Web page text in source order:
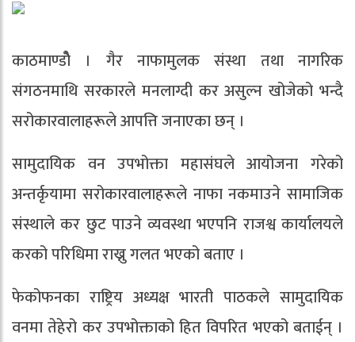
काठमाण्डोै । गैर नाफामुलक संस्था तथा नागरिक
संगठनमाथि सरकारले मनलाग्दी कर असुल्न खोजेको भन्दै
सरोकारवालाहरूले आपत्ति जनाएका छन् ।
सामुदायिक वन उपभोक्ता महासंघले आयोजना गरेको
अन्तर्कृयामा सरोकारवालाहरूले नाफा नकमाउने सामाजिक
संस्थाले कर छुट पाउने व्यवस्था भएपनि राजश्व कार्यालयले
करको परिधिमा राख्नु गलत भएको बताए ।
फेकोफनका राष्ट्रिय अध्यक्ष भारती पाठकले सामुदायिक
वनमा तेहेरो कर उपभोक्ताको हित विपरित भएको बताईन् ।